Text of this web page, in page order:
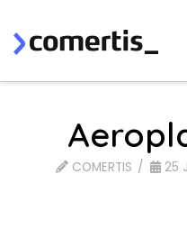
COMERTIS 25